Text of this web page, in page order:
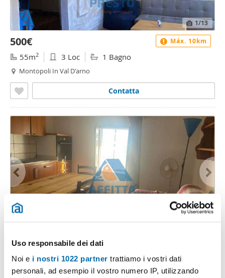
Uso responsabile dei dati
Noi e i nostri 1022 partner trattiamo i vostri dati
personali, ad esempio il vostro numero IP, utilizzando
1/13
500€
55m2 3 Loc 1 Bagno
Montopoli In Val D'arno
Contatta
Máx. 10km
1/7
400€
40m 2 Loc 1 Bagno
San Miniato